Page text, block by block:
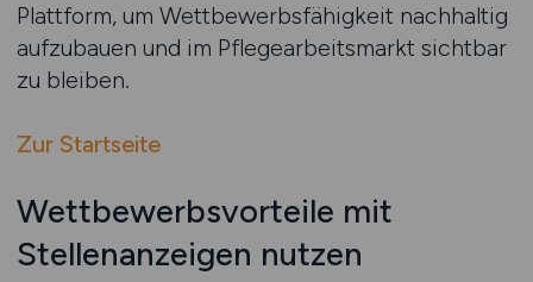
Plattform, um Wettbewerbsfähigkeit nachhaltig
aufzubauen und im Pflegearbeitsmarkt sichtbar
zu bleiben.
Zur Startseite
Wettbewerbsvorteile mit
Stellenanzeigen nutzen